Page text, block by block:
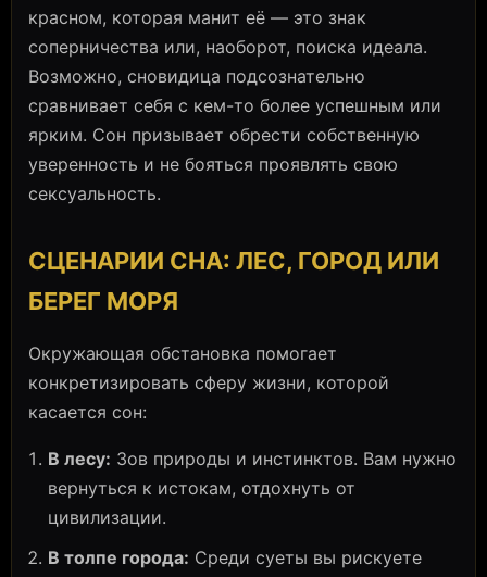
красном, которая манит её — это знак
соперничества или, наоборот, поиска идеала.
Возможно, сновидица подсознательно
сравнивает себя с кем-то более успешным или
ярким. Сон призывает обрести собственную
уверенность и не бояться проявлять свою
сексуальность.
СЦЕНАРИИ СНА: ЛЕС, ГОРОД ИЛИ
БЕРЕГ МОРЯ
Окружающая обстановка помогает
конкретизировать сферу жизни, которой
касается сон:
В лесу: Зов природы и инстинктов. Вам нужно
вернуться к истокам, отдохнуть от
цивилизации.
В толпе города: Среди суеты вы рискуете